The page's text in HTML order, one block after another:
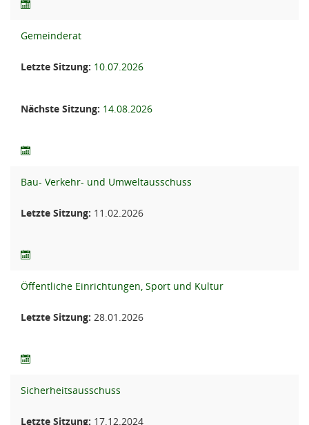
Gemeinderat
Letzte Sitzung: 10.07.2026
Nächste Sitzung: 14.08.2026
Bau- Verkehr- und Umweltausschuss
Letzte Sitzung: 11.02.2026
Öffentliche Einrichtungen, Sport und Kultur
Letzte Sitzung: 28.01.2026
Sicherheitsausschuss
Letzte Sitzung: 17.12.2024